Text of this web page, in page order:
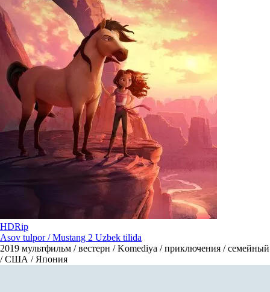
HDRip
Asov tulpor / Mustang 2 Uzbek tilida
2019 мультфильм / вестерн / Komediya / приключения / семейный
/ США / Япония